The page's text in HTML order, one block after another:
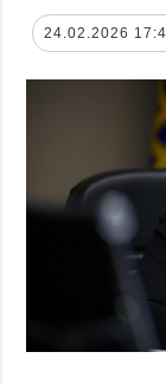
24.02.2026